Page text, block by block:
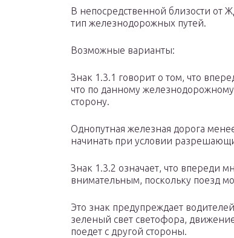
В непосредственной близости от
тип железнодорожных путей.
Возможные варианты:
Знак 1.3.1 говорит о том, что
что по данному
сторону.
Однопутная железная дорога
начинать при условии
Знак 1.3.2 означает, что впереди
внимательным, поскольку поезд
Это знак предупреждает
зеленый свет светофора, движение
поедет с другой стороны.